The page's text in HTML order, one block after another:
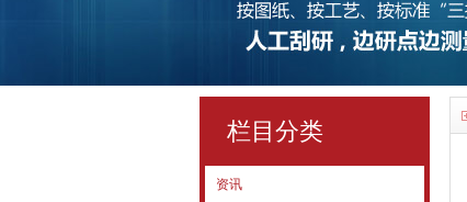
栏目分类
资讯